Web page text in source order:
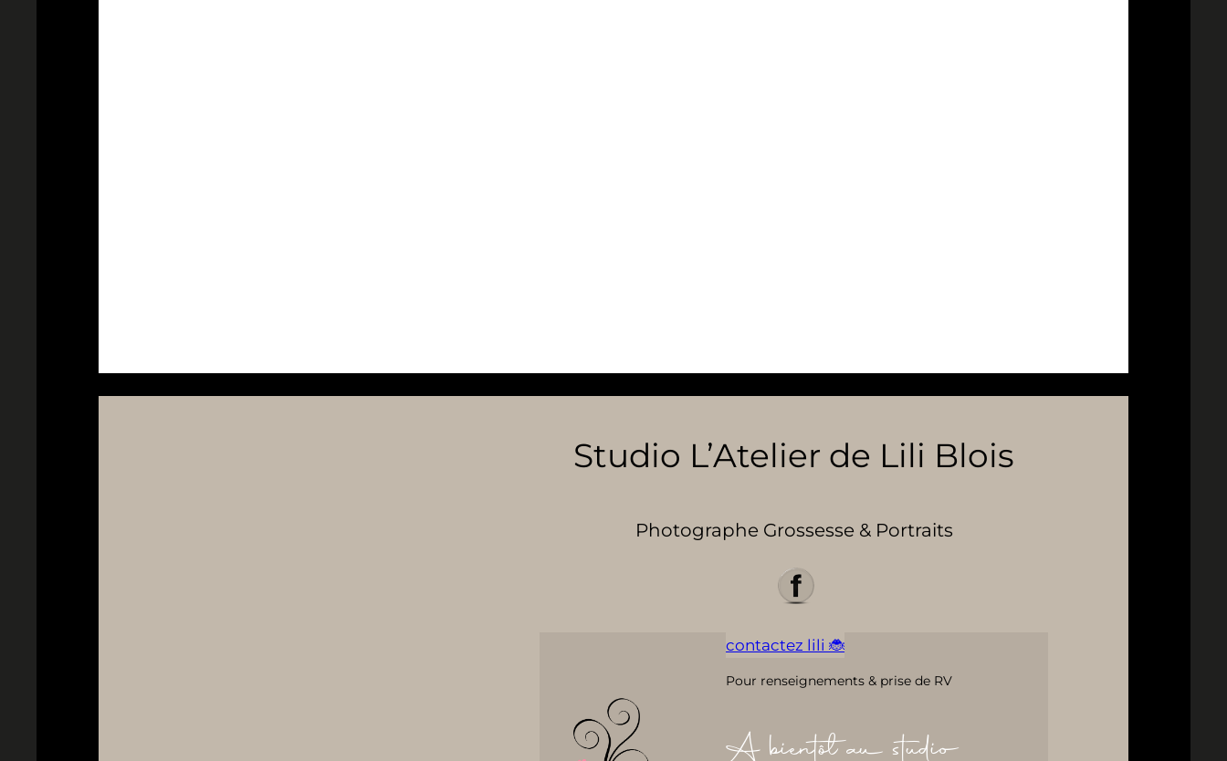
Studio L’Atelier de Lili Blois
Photographe Grossesse & Portraits
contactez lili 🐞
Pour renseignements & prise de RV
A bientôt au studio